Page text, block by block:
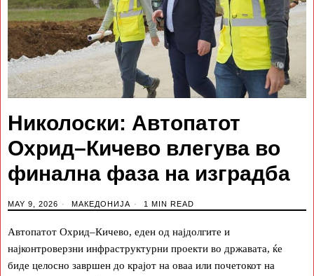
Николоски: Автопатот
Охрид–Кичево влегува во
финална фаза на изградба
MAY 9, 2026 МАКЕДОНИЈА 1 MIN READ
Автопатот Охрид–Кичево, еден од најдолгите и
најконтроверзни инфраструктурни проекти во државата, ќе
биде целосно завршен до крајот на оваа или почетокот на